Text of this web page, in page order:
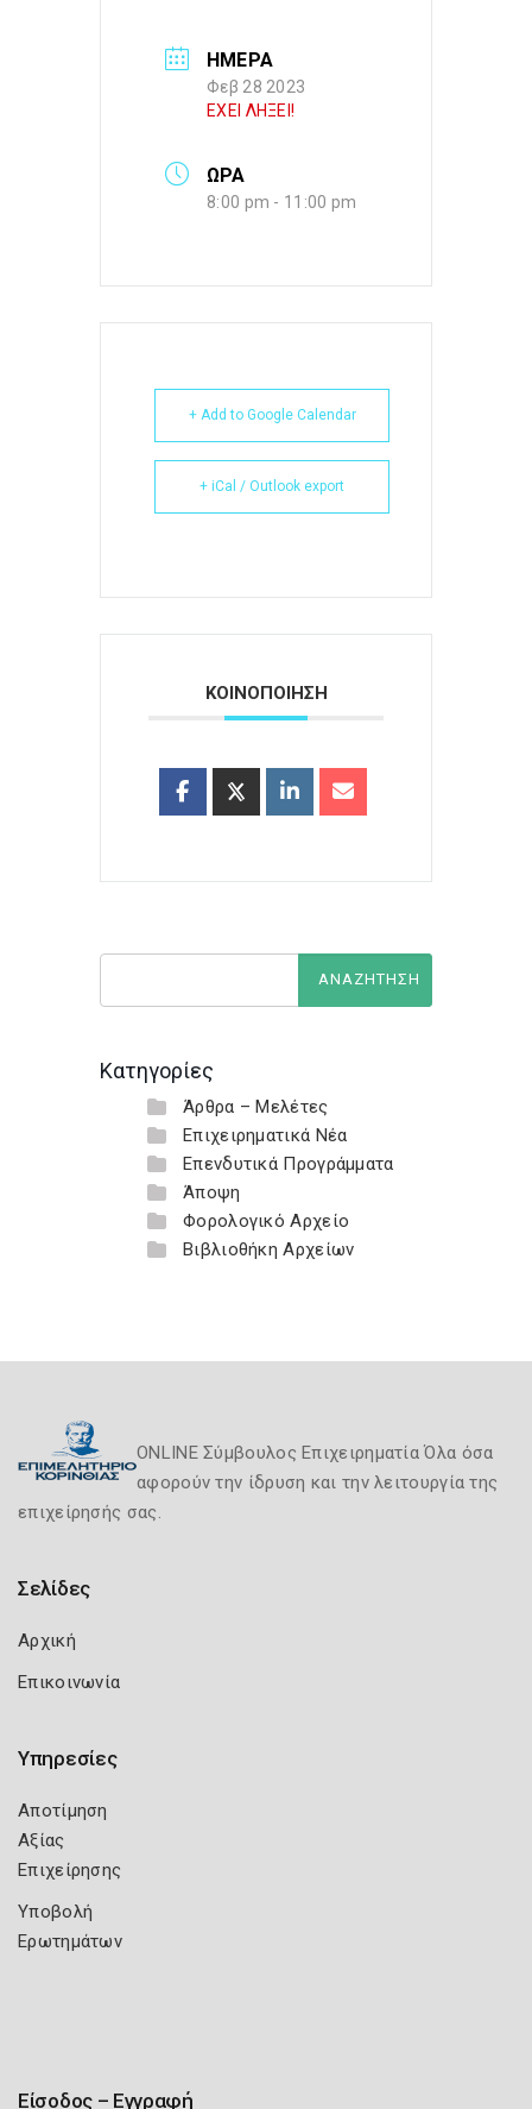
ΗΜΕΡΑ
Φεβ 28 2023
ΕΧΕΙ ΛΗΞΕΙ!
ΩΡΑ
8:00 pm - 11:00 pm
+ Add to Google Calendar
+ iCal / Outlook export
ΚΟΙΝΟΠΟΙΗΣΗ
Κατηγορίες
Άρθρα – Μελέτες
Επιχειρηματικά Νέα
Επενδυτικά Προγράμματα
Άποψη
Φορολογικό Αρχείο
Βιβλιοθήκη Αρχείων
ONLINE Σύμβουλος Επιχειρηματία Όλα όσα
αφορούν την ίδρυση και την λειτουργία της
επιχείρησής σας.
Σελίδες
Αρχική
Επικοινωνία
Υπηρεσίες
Αποτίμηση
Αξίας
Επιχείρησης
Υποβολή
Ερωτημάτων
Είσοδος – Εγγραφή